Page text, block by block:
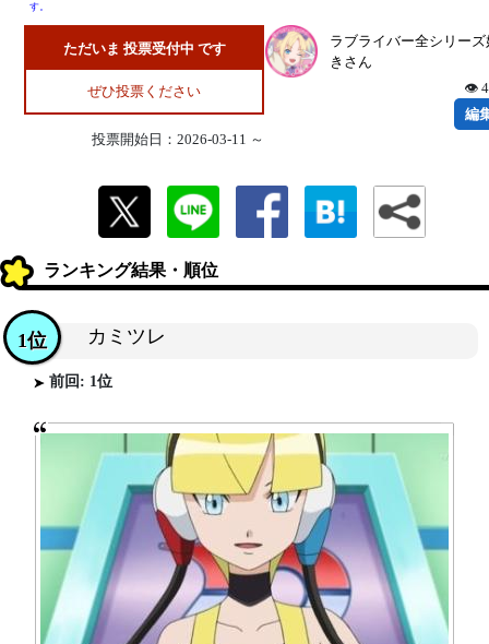
す。
ただいま 投票受付中 です
ぜひ投票ください
投票開始日：2026-03-11 ～
ラブライバー全シリーズ
きさん
👁
編
ランキング結果・順位
カミツレ
1位
前回: 1位